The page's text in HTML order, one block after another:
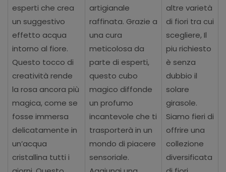
esperti che crea
un suggestivo
effetto acqua
intorno al fiore.
Questo tocco di
creatività rende
la rosa ancora più
magica, come se
fosse immersa
delicatamente in
un’acqua
cristallina tutti i
artigianale
raffinata. Grazie a
una cura
meticolosa da
parte di esperti,
questo cubo
magico diffonde
un profumo
incantevole che ti
trasporterà in un
mondo di piacere
sensoriale.
altre varietà
di fiori tra cui
scegliere, Il
piu richiesto
è senza
dubbio il
solare
girasole.
Siamo fieri di
offrire una
collezione
diversificata